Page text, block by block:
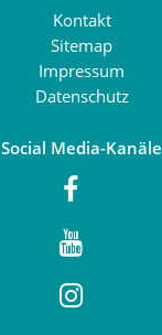
Kontakt
Sitemap
Impressum
Datenschutz
Social Media-Kanäle